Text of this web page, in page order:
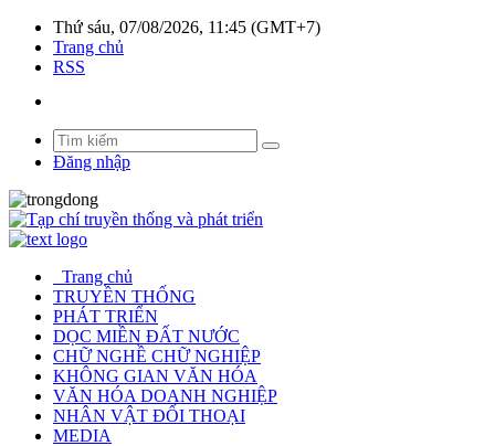
Thứ sáu, 07/08/2026, 11:45 (GMT+7)
Trang chủ
RSS
Đăng nhập
Trang chủ
TRUYỀN THỐNG
PHÁT TRIỂN
DỌC MIỀN ĐẤT NƯỚC
CHỮ NGHỀ CHỮ NGHIỆP
KHÔNG GIAN VĂN HÓA
VĂN HÓA DOANH NGHIỆP
NHÂN VẬT ĐỐI THOẠI
MEDIA